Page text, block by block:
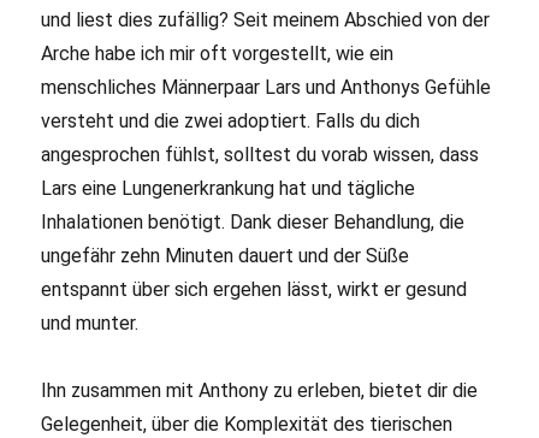
und liest dies zufällig? Seit meinem Abschied von der
Arche habe ich mir oft vorgestellt, wie ein
menschliches Männerpaar Lars und Anthonys Gefühle
versteht und die zwei adoptiert. Falls du dich
angesprochen fühlst, solltest du vorab wissen, dass
Lars eine Lungenerkrankung hat und tägliche
Inhalationen benötigt. Dank dieser Behandlung, die
ungefähr zehn Minuten dauert und der Süße
entspannt über sich ergehen lässt, wirkt er gesund
und munter.
Ihn zusammen mit Anthony zu erleben, bietet dir die
Gelegenheit, über die Komplexität des tierischen